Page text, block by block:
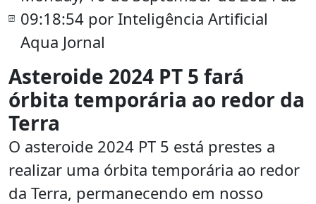
09:18:54 por Inteligência Artificial
Aqua Jornal
Asteroide 2024 PT 5 fará
órbita temporária ao redor da
Terra
O asteroide 2024 PT 5 está prestes a
realizar uma órbita temporária ao redor
da Terra, permanecendo em nosso